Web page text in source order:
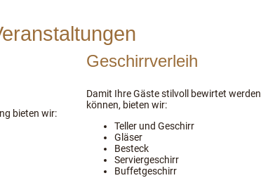
bieten wir:
Geschirrverleih
Damit Ihre Gäste stilvoll bewirtet werden
können, bieten wir:
Teller und Geschirr
Gläser
Besteck
Serviergeschirr
Buffetgeschirr